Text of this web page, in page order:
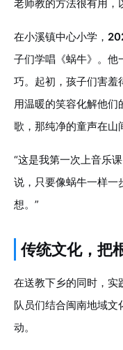
老师教的方法很有用，
在小溪镇中心小学，
子们学唱《蜗牛》。他
巧。起初，孩子们害羞
用温暖的笑容化解他
歌，那纯净的童声在山
“这是我第一次上音乐
说，只要像蜗牛一样一
想。”
传统文化，把
在送教下乡的同时，实
队员们结合闽南地域文
动。